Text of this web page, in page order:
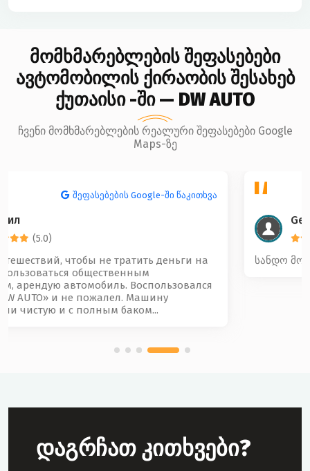
მომხმარებლების შეფასებები
ავტომობილის ქირაობის შესახებ
ქუთაისი -ში — DW AUTO
ჩვენი მომხმარებლების რეალური შეფასებები Google
Maps-ზე
შეფასებების Google-ში წაკითხვა
სანდო მოწესრიგებული და კარგი კოლექტივი 🤝
დაგრჩათ კითხვები?